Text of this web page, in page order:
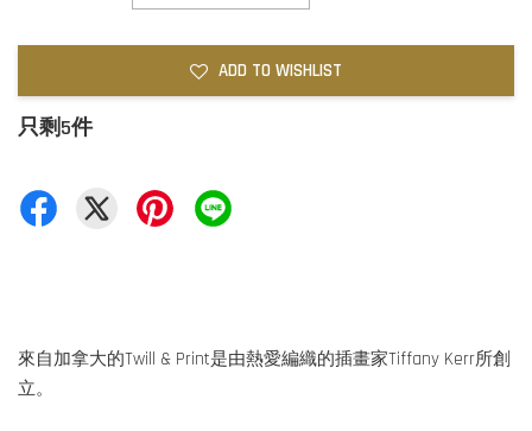
ADD TO WISHLIST
只剩5件
來自加拿大的Twill & Print是由熱愛編織的插畫家Tiffany Kerr所創
立。